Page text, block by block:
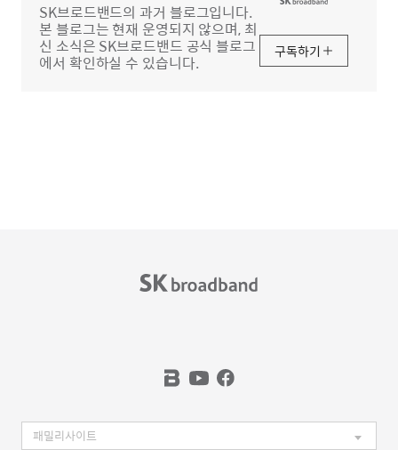
SK브로드밴드의 과거 블로그입니다.
본 블로그는 현재 운영되지 않으며, 최
신 소식은 SK브로드밴드 공식 블로그
에서 확인하실 수 있습니다.
구독하기